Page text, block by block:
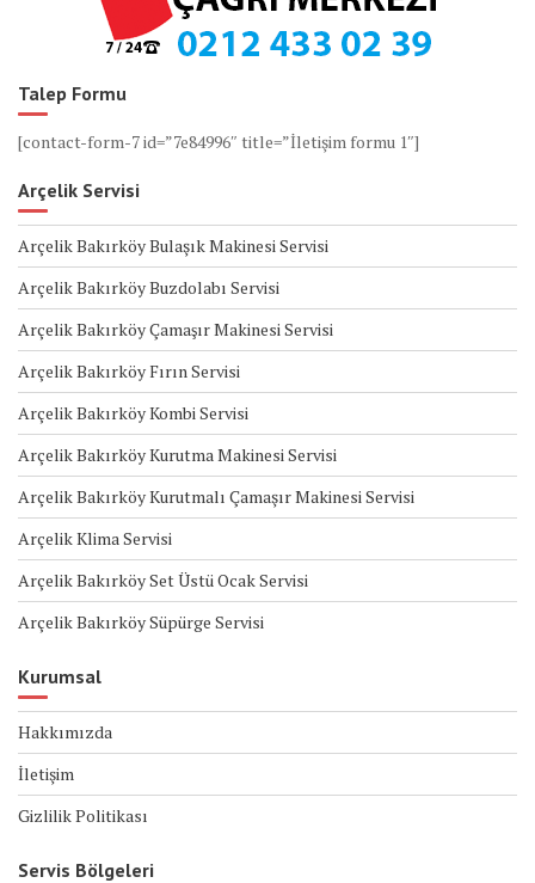
Talep Formu
[contact-form-7 id=”7e84996″ title=”İletişim formu 1″]
Arçelik Servisi
Arçelik Bakırköy Bulaşık Makinesi Servisi
Arçelik Bakırköy Buzdolabı Servisi
Arçelik Bakırköy Çamaşır Makinesi Servisi
Arçelik Bakırköy Fırın Servisi
Arçelik Bakırköy Kombi Servisi
Arçelik Bakırköy Kurutma Makinesi Servisi
Arçelik Bakırköy Kurutmalı Çamaşır Makinesi Servisi
Arçelik Klima Servisi
Arçelik Bakırköy Set Üstü Ocak Servisi
Arçelik Bakırköy Süpürge Servisi
Kurumsal
Hakkımızda
İletişim
Gizlilik Politikası
Servis Bölgeleri